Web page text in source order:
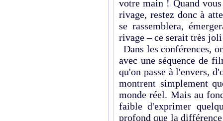
votre main ! Quand
rivage, restez donc à
se rassemblera,
rivage – ce serait très
Dans les conférences,
avec une séquence de
qu'on passe à l'envers,
montrent simplement
monde réel. Mais au
faible d'exprimer
profond que la